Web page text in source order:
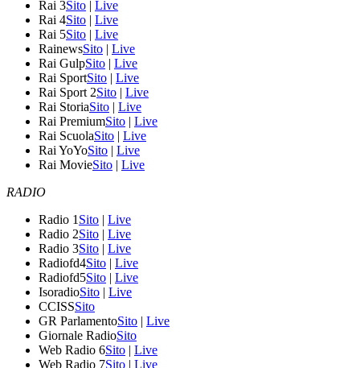
Rai 3Sito | Live
Rai 4Sito | Live
Rai 5Sito | Live
RainewsSito | Live
Rai GulpSito | Live
Rai SportSito | Live
Rai Sport 2Sito | Live
Rai StoriaSito | Live
Rai PremiumSito | Live
Rai ScuolaSito | Live
Rai YoYoSito | Live
Rai MovieSito | Live
RADIO
Radio 1 Sito | Live
Radio 2Sito | Live
Radio 3Sito | Live
Radiofd4Sito | Live
Radiofd5Sito | Live
IsoradioSito | Live
CCISSSito
GR ParlamentoSito | Live
Giornale RadioSito
Web Radio 6Sito | Live
Web Radio 7Sito | Live